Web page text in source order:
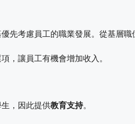
先考慮員工的職業發展。從基層職
，讓員工有機會增加收入。
，因此提供教育支持。